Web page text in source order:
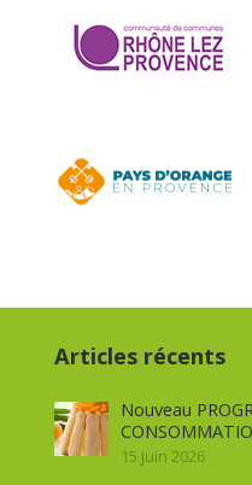
Articles récents
Nouveau
15 juin 2026